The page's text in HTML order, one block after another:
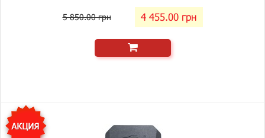
5 850.00 грн 4 455.00 грн